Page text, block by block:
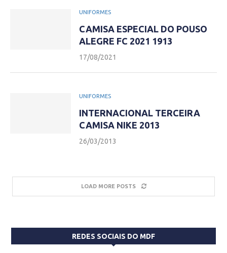
UNIFORMES
CAMISA ESPECIAL DO POUSO
ALEGRE FC 2021 1913
17/08/2021
UNIFORMES
INTERNACIONAL TERCEIRA
CAMISA NIKE 2013
26/03/2013
LOAD MORE POSTS
REDES SOCIAIS DO MDF